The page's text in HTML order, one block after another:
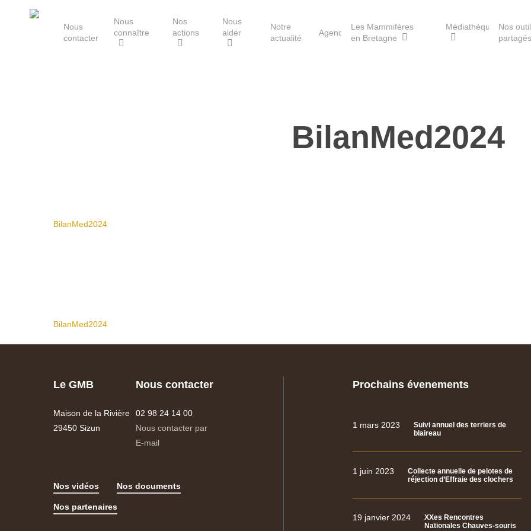
Nous
contacter
Nous
connaître
Nos
actions
Les Havres de paix pour la
loutre
Nous
aider
Notre
actualité
Agenda
Les Mammifères
en Bretagne
Médiathèque
Nos
partagés
BilanMed2024
BilanMed2024
BilanMed2024
Le GMB
Maison de la Rivière
29450 Sizun
Nous contacter
02 98 24 14 00
Nous contacter par
E-mail
Nos vidéos Nos documents
Nos partenaires
Prochains évenements
1 mars 2023
Suivi annuel des terriers de
blaireau
1 juin 2023
Collecte annuelle de pelotes de
réjection d’Effraie des clochers
19 janvier 2024
XXes Rencontres
Nationales Chauves-souris